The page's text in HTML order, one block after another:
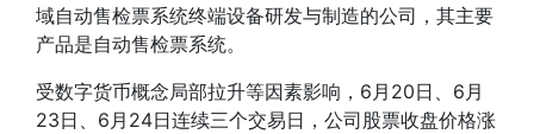
域自动售检票系统终端设备研发与制造的公司，其主要
产品是自动售检票系统。
受数字货币概念局部拉升等因素影响，6月20日、6月
23日、6月24日连续三个交易日，公司股票收盘价格涨